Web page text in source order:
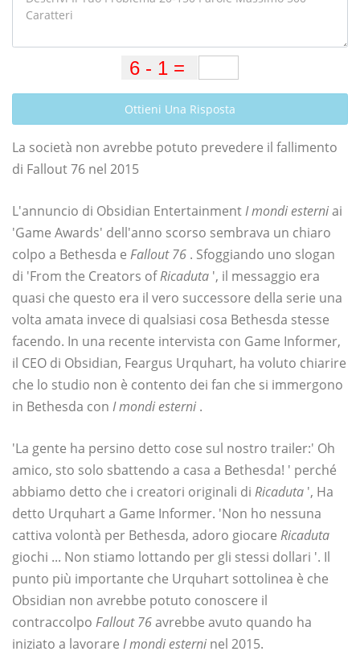
Ottieni Una Risposta
La società non avrebbe potuto prevedere il fallimento
di Fallout 76 nel 2015
L'annuncio di Obsidian EntertainmentI mondi esterniai
'Game Awards' dell'anno scorso sembrava un chiaro
colpo a Bethesda e Fallout 76 . Sfoggiando uno slogan
di 'From the Creators ofRicaduta ', il messaggio era
quasi che questo era il vero successore della serie una
volta amata invece di qualsiasi cosa Bethesda stesse
facendo. In una recente intervista con Game Informer,
il CEO di Obsidian, Feargus Urquhart, ha voluto chiarire
che lo studio non è contento dei fan che si immergono
in Bethesda con I mondi esterni .
'La gente ha persino detto cose sul nostro trailer:' Oh
amico, sto solo sbattendo a casa a Bethesda! ' perché
abbiamo detto che i creatori originali di Ricaduta ', Ha
detto Urquhart a Game Informer. 'Non ho nessuna
cattiva volontà per Bethesda, adoro giocare Ricaduta
giochi ... Non stiamo lottando per gli stessi dollari '. Il
punto più importante che Urquhart sottolinea è che
Obsidian non avrebbe potuto conoscere il
contraccolpo Fallout 76avrebbe avuto quando ha
iniziato a lavorare I mondi esterni nel 2015.